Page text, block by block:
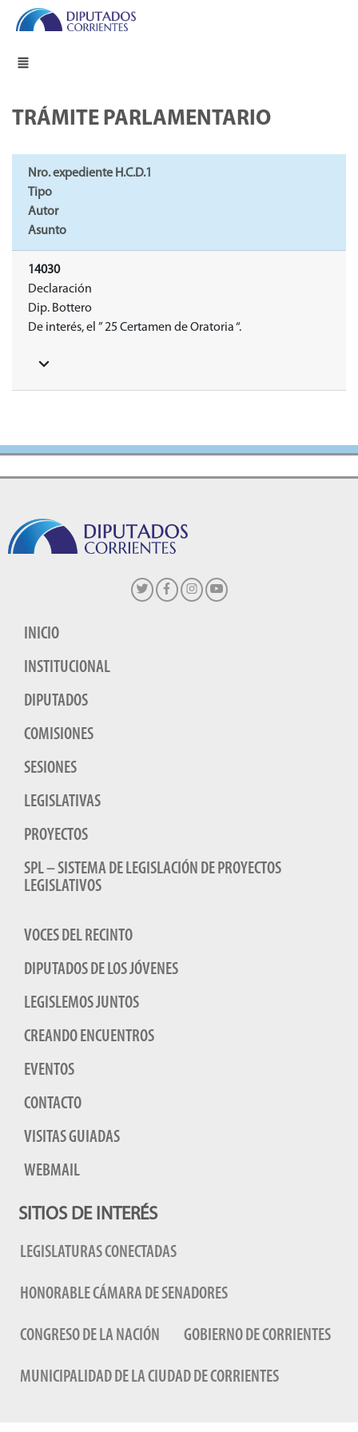
TRÁMITE PARLAMENTARIO
Nro. expediente H.C.D.1
Tipo
Autor
Asunto
14030
Declaración
Dip. Bottero
De interés, el ” 25 Certamen de Oratoria “.
INICIO
INSTITUCIONAL
DIPUTADOS
COMISIONES
SESIONES
LEGISLATIVAS
PROYECTOS
SPL – SISTEMA DE LEGISLACIÓN DE PROYECTOS
LEGISLATIVOS
VOCES DEL RECINTO
DIPUTADOS DE LOS JÓVENES
LEGISLEMOS JUNTOS
CREANDO ENCUENTROS
EVENTOS
CONTACTO
VISITAS GUIADAS
WEBMAIL
SITIOS DE INTERÉS
LEGISLATURAS CONECTADAS
HONORABLE CÁMARA DE SENADORES
CONGRESO DE LA NACIÓN GOBIERNO DE CORRIENTES
MUNICIPALIDAD DE LA CIUDAD DE CORRIENTES